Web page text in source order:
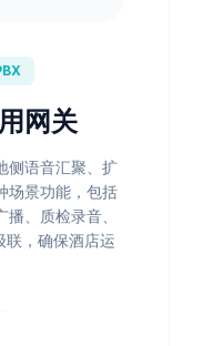
网关
侧语音汇聚、扩
场景功能，包括
、质检录音、
联，确保酒店运